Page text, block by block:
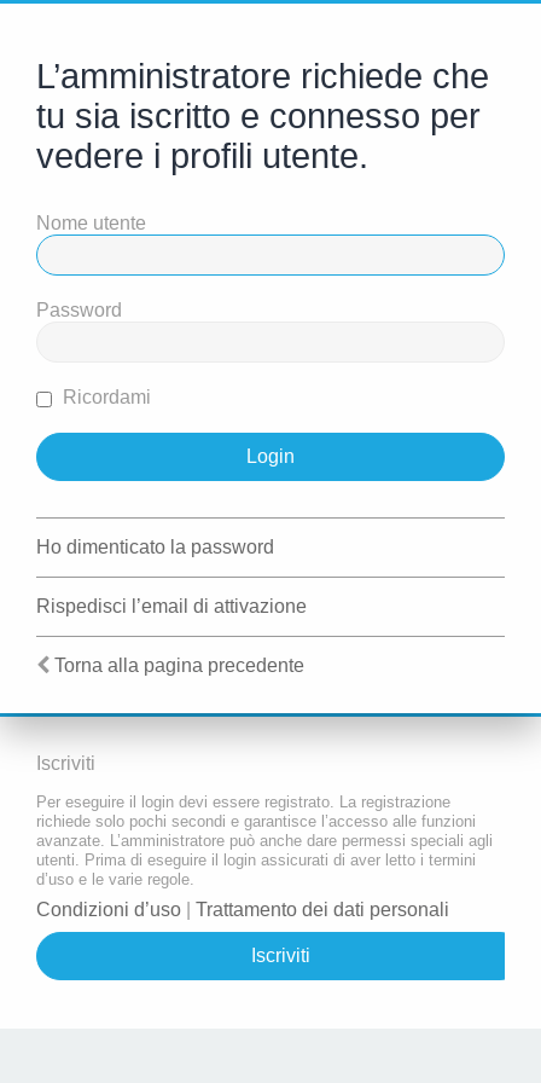
L’amministratore richiede che
tu sia iscritto e connesso per
vedere i profili utente.
Nome utente
Password
Ricordami
Ho dimenticato la password
Rispedisci l’email di attivazione
Torna alla pagina precedente
Iscriviti
Per eseguire il login devi essere registrato. La registrazione
richiede solo pochi secondi e garantisce l’accesso alle funzioni
avanzate. L’amministratore può anche dare permessi speciali agli
utenti. Prima di eseguire il login assicurati di aver letto i termini
d’uso e le varie regole.
Condizioni d’uso Trattamento dei dati personali
Iscriviti